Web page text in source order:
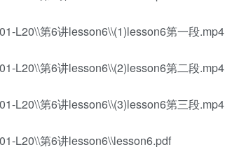
L20\\第6讲lesson6\\(1)lesson6第一段.mp4
L20\\第6讲lesson6\\(2)lesson6第二段.mp4
L20\\第6讲lesson6\\(3)lesson6第三段.mp4
L20\\第6讲lesson6\\lesson6.pdf